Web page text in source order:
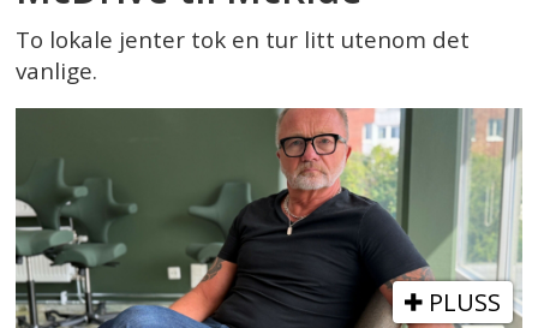
To lokale jenter tok en tur litt utenom det
vanlige.
PLUSS